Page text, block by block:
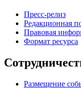
Пресс-релиз
Редакционная
Правовая
Формат ресурса
Размещение